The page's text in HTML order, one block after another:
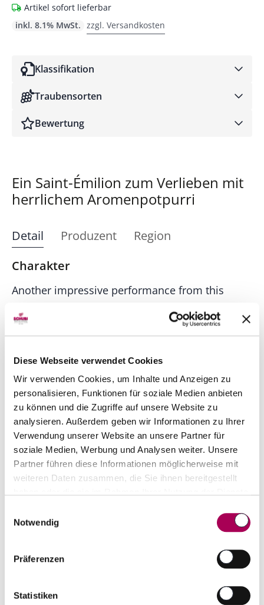
Diese Webseite verwendet Cookies
Wir verwenden Cookies, um Inhalte und Anzeigen zu
personalisieren, Funktionen für soziale Medien anbieten
zu können und die Zugriffe auf unsere Website zu
analysieren. Außerdem geben wir Informationen zu Ihrer
Verwendung unserer Website an unsere Partner für
soziale Medien, Werbung und Analysen weiter. Unsere
Partner führen diese Informationen möglicherweise mit
weiteren Daten zusammen, die Sie ihnen bereitgestellt
Notwendig
Präferenzen
Statistiken
Artikel sofort lieferbar
inkl. 8.1% MwSt. zzgl. Versandkosten
Klassifikation
Traubensorten
Bewertung
Ein Saint-Émilion zum Verlieben mit
herrlichem Aromenpotpurri
Detail Produzent
Region
Charakter
Another impressive performance from this
sweet berries, violets, iris and exotic spices,
palate with a rich core of fruit that's framed by
lively acids, concluding with a taut, chalky
finish. Once again, it's the result of a strict
selection that sees only 45% of the production
released as the grand vin. (Robert Parker 93 - 95)
Top-Seller von Produzent